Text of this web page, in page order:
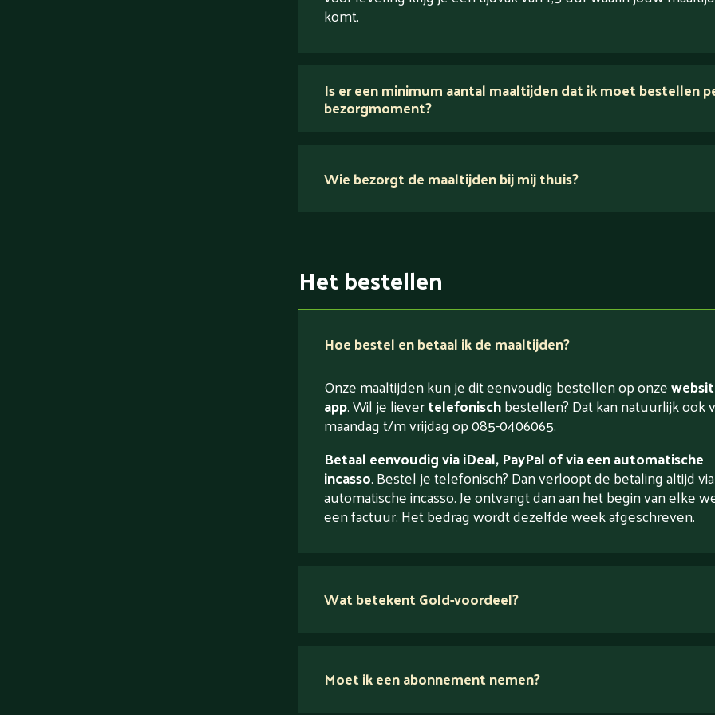
komt.
Is er een minimum aantal maaltijden dat ik moet bestellen
bezorgmoment?
Wie bezorgt de maaltijden bij mij thuis?
Het bestellen
Hoe bestel en betaal ik de maaltijden?
Onze maaltijden kun je dit eenvoudig bestellen op onze
app. Wil je lievertelefonischbestellen? Dat kan natuurlijk ook
maandag t/m vrijdag op 085-0406065.
Betaal eenvoudig via iDeal, PayPal of via een automatische
incasso. Bestel je telefonisch? Dan verloopt de betaling altijd
automatische incasso. Je ontvangt dan aan het begin van elke
een factuur. Het bedrag wordt dezelfde week afgeschreven.
Wat betekent Gold-voordeel?
Moet ik een abonnement nemen?